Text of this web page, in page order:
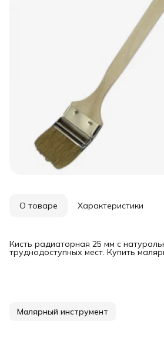
О товаре Характеристики
Кисть радиаторная 25 мм с
труднодоступных мест. Купить
Малярный инструмент